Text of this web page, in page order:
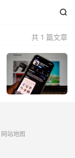

共 1 篇文章
网站地图